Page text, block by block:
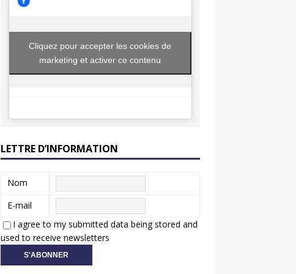
Cliquez pour accepter les cookies de
marketing et activer ce contenu
LETTRE D’INFORMATION
Nom
E-mail
I agree to my submitted data being stored and
used to receive newsletters